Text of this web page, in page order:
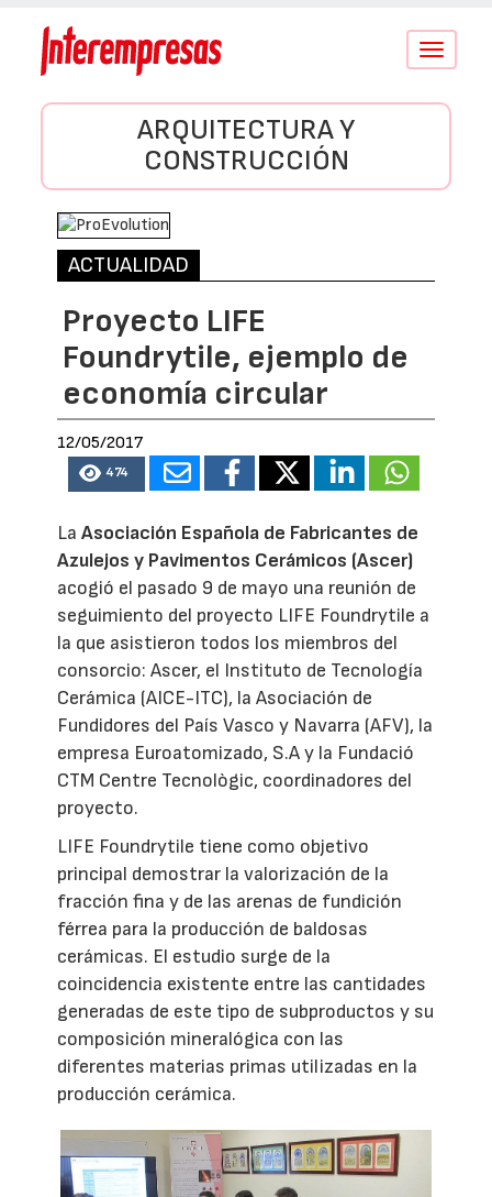
Conmutar
ARQUITECTURA Y
CONSTRUCCIÓN
ACTUALIDAD
Proyecto LIFE
Foundrytile, ejemplo de
economía circular
12/05/2017
474
LaAsociación Española de Fabricantes de
Azulejos y Pavimentos Cerámicos (Ascer)
acogió el pasado 9 de mayo una reunión de
seguimiento del proyecto LIFE Foundrytile a
la que asistieron todos los miembros del
consorcio: Ascer, el Instituto de Tecnología
Cerámica (AICE-ITC), la Asociación de
Fundidores del País Vasco y Navarra (AFV), la
empresa Euroatomizado, S.A y la Fundació
CTM Centre Tecnològic, coordinadores del
proyecto.
LIFE Foundrytile tiene como objetivo
principal demostrar la valorización de la
fracción fina y de las arenas de fundición
férrea para la producción de baldosas
cerámicas. El estudio surge de la
coincidencia existente entre las cantidades
generadas de este tipo de subproductos y su
composición mineralógica con las
diferentes materias primas utilizadas en la
producción cerámica.